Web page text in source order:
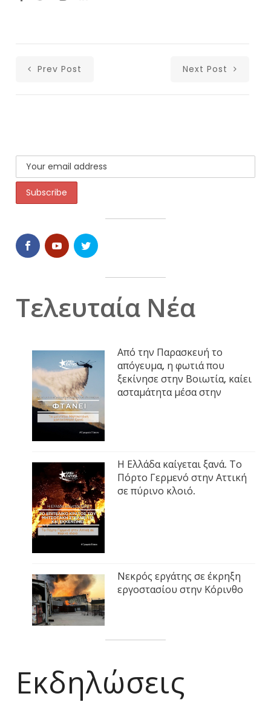
Prev Post Next Post
Τελευταία Νέα
Από την Παρασκευή το
απόγευμα, η φωτιά που
ξεκίνησε στην Βοιωτία, καίει
ασταμάτητα μέσα στην
Η Ελλάδα καίγεται ξανά. Το
Πόρτο Γερμενό στην Αττική
σε πύρινο κλοιό.
Νεκρός εργάτης σε έκρηξη
εργοστασίου στην Κόρινθο
Εκδηλώσεις